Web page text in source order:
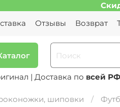
Отзывы Возврат
| Доставка по всей РФ
шиповки